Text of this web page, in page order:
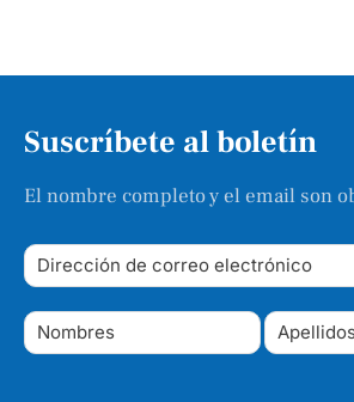
Suscríbete al boletín
El nombre completo y el email son